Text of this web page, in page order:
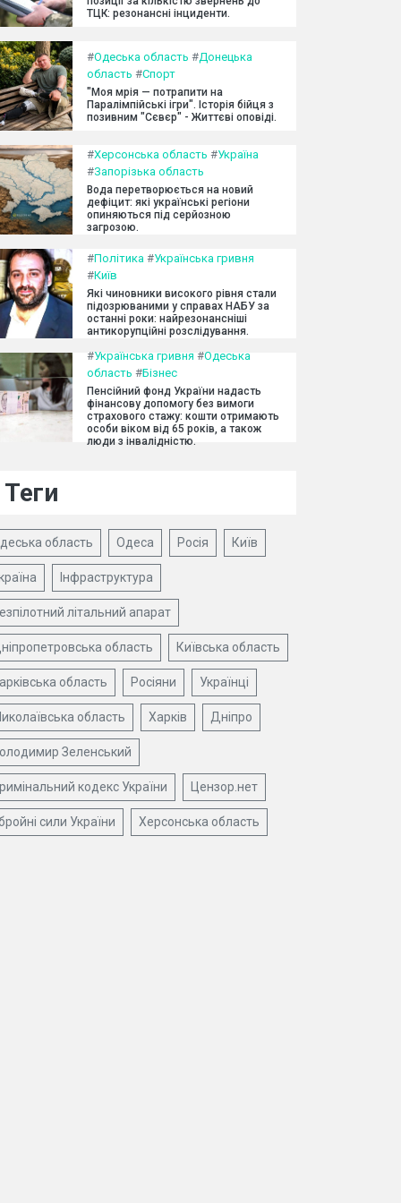
ТЦК: резонансні інциденти.
#Одеська область #Донецька
область #Спорт
"Моя мрія — потрапити на
Паралімпійські ігри". Історія бійця з
позивним "Сєвєр" - Життєві оповіді.
#Херсонська область #Україна
#Запорізька область
Вода перетворюється на новий
дефіцит: які українські регіони
опиняються під серйозною
загрозою.
#Політика #Українська гривня
#Київ
Які чиновники високого рівня стали
підозрюваними у справах НАБУ за
останні роки: найрезонансніші
антикорупційні розслідування.
#Українська гривня #Одеська
область #Бізнес
Пенсійний фонд України надасть
фінансову допомогу без вимоги
страхового стажу: кошти отримають
особи віком від 65 років, а також
люди з інвалідністю.
Теги
область Одеса Росія Київ
Інфраструктура
літальний апарат
область Київська область
область Росіяни Українці
область Харків Дніпро
Зеленський
кодекс України Цензор.нет
сили України Херсонська область